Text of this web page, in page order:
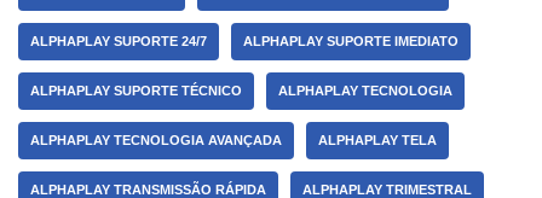
ALPHAPLAY SUPORTE 24/7 ALPHAPLAY SUPORTE IMEDIATO
ALPHAPLAY SUPORTE TÉCNICO ALPHAPLAY TECNOLOGIA
ALPHAPLAY TECNOLOGIA AVANÇADA ALPHAPLAY TELA
ALPHAPLAY TRANSMISSÃO RÁPIDA ALPHAPLAY TRIMESTRAL